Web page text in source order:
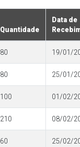
Quantidade
Data de
80 19/01/
80 25/01/
100 01/02/
210 08/02/
60 25/02/